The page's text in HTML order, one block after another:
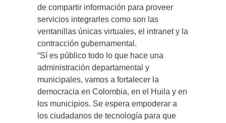
de compartir información para proveer
servicios integrarles como son las
ventanillas únicas virtuales, el intranet y la
contracción gubernamental.
“Sí es público todo lo que hace una
administración departamental y
municipales, vamos a fortalecer la
democracia en Colombia, en el Huila y en
los municipios. Se espera empoderar a
los ciudadanos de tecnología para que